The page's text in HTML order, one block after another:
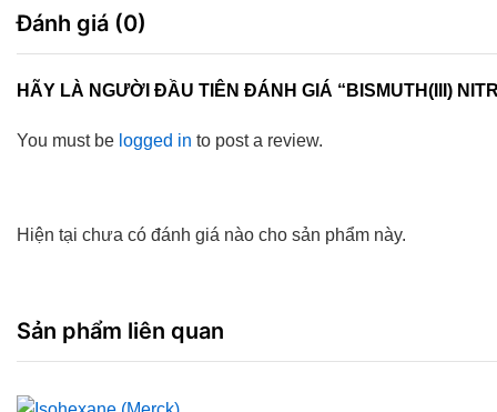
Đánh giá (0)
HÃY LÀ NGƯỜI ĐẦU TIÊN ĐÁNH GIÁ “BISMUTH(III)
You must be logged in to post a review.
Hiện tại chưa có đánh giá nào cho sản phẩm này.
Sản phẩm liên quan